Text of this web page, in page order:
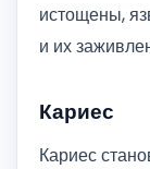
истощены,
и их
Кариес
Кариес